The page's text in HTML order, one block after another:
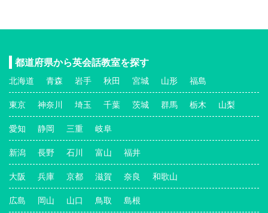
都道府県から英会話教室を探す
北海道 青森 岩手 秋田 宮城 山形 福島
東京 神奈川 埼玉 千葉 茨城 群馬 栃木 山梨
愛知 静岡 三重 岐阜
新潟 長野 石川 富山 福井
大阪 兵庫 京都 滋賀 奈良 和歌山
広島 岡山 山口 鳥取 島根